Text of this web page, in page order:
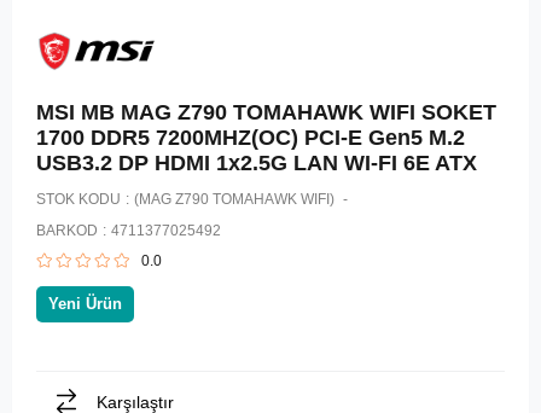
MSI MB MAG Z790 TOMAHAWK WIFI SOKET
1700 DDR5 7200MHZ(OC) PCI-E Gen5 M.2
USB3.2 DP HDMI 1x2.5G LAN WI-FI 6E ATX
STOK KODU
(MAG Z790 TOMAHAWK WIFI)
BARKOD : 4711377025492
0.0
Yeni Ürün
Karşılaştır